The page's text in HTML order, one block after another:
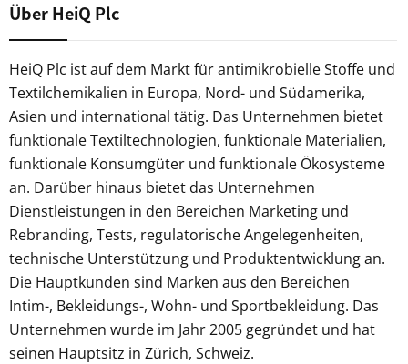
Über HeiQ Plc
HeiQ Plc ist auf dem Markt für antimikrobielle Stoffe und
Textilchemikalien in Europa, Nord- und Südamerika,
Asien und international tätig. Das Unternehmen bietet
funktionale Textiltechnologien, funktionale Materialien,
funktionale Konsumgüter und funktionale Ökosysteme
an. Darüber hinaus bietet das Unternehmen
Dienstleistungen in den Bereichen Marketing und
Rebranding, Tests, regulatorische Angelegenheiten,
technische Unterstützung und Produktentwicklung an.
Die Hauptkunden sind Marken aus den Bereichen
Intim-, Bekleidungs-, Wohn- und Sportbekleidung. Das
Unternehmen wurde im Jahr 2005 gegründet und hat
seinen Hauptsitz in Zürich, Schweiz.